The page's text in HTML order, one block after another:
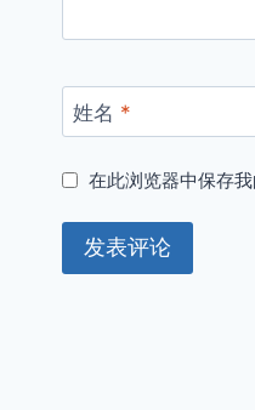
姓名 *
在此浏览器中保存